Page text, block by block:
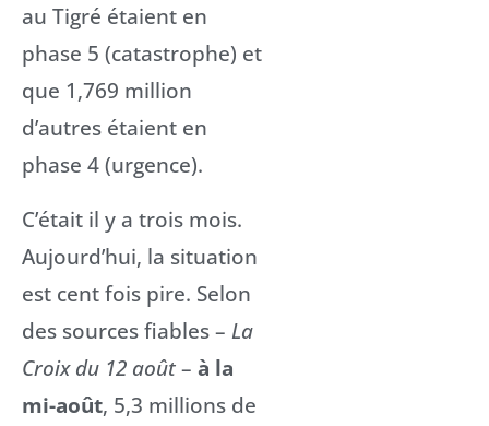
au Tigré étaient en
phase 5 (catastrophe) et
que 1,769 million
d’autres étaient en
phase 4 (urgence).
C’était il y a trois mois.
Aujourd’hui, la situation
est cent fois pire. Selon
des sources fiables – La
Croix du 12 août– à la
mi-août, 5,3 millions de